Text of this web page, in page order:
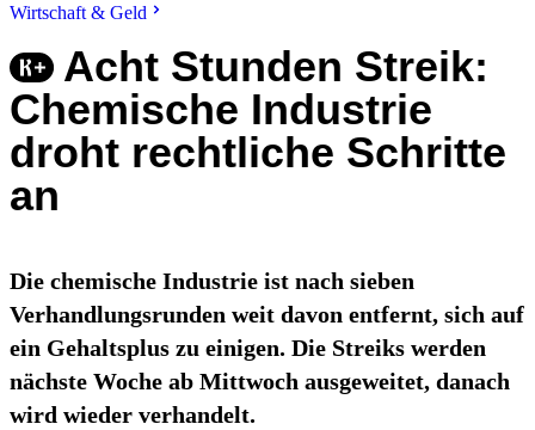
Wirtschaft & Geld
Acht Stunden Streik:
Chemische Industrie
droht rechtliche Schritte
an
Die chemische Industrie ist nach sieben
Verhandlungsrunden weit davon entfernt, sich auf
ein Gehaltsplus zu einigen. Die Streiks werden
nächste Woche ab Mittwoch ausgeweitet, danach
wird wieder verhandelt.